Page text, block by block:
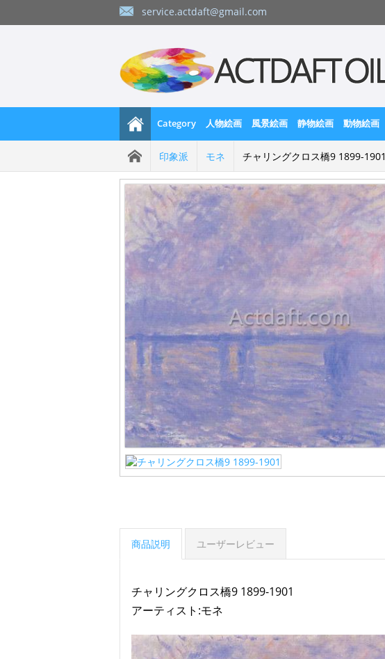
service.actdaft@gmail.com
Category 人物絵画 風景絵画 静物絵画 動物絵画
印象派 モネ チャリングクロス橋9 1899-1901
商品説明 ユーザーレビュー
チャリングクロス橋9 1899-1901
アーティスト:モネ